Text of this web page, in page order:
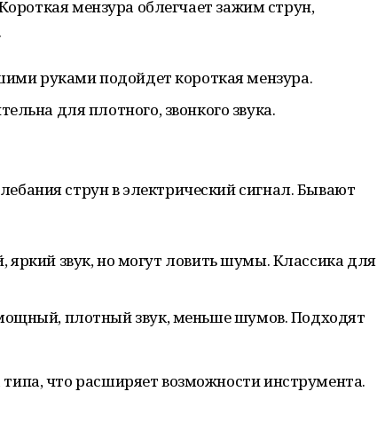
мензура облегчает зажим струн,
руками подойдет короткая мензура.
для плотного, звонкого звука.
струн в электрический сигнал. Бывают
яркий звук, но могут ловить шумы. Классика для
плотный звук, меньше шумов. Подходят
что расширяет возможности инструмента.